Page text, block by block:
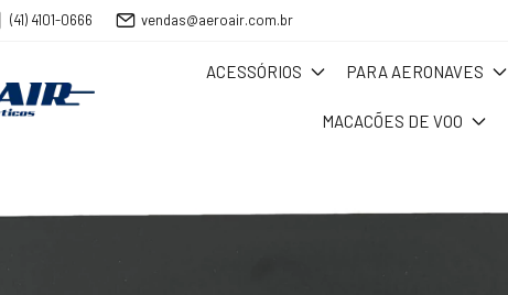
(41) 4101-0666 vendas@aeroair.com.br
ACESSÓRIOS PARA AERONAVES
MACACÕES DE VOO